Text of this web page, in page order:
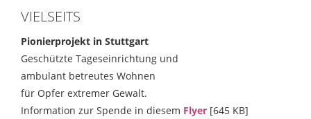
VIELSEITS
Pionierprojekt in Stuttgart
Geschützte Tageseinrichtung und
ambulant betreutes Wohnen
für Opfer extremer Gewalt.
Information zur Spende in diesem Flyer [645 KB]